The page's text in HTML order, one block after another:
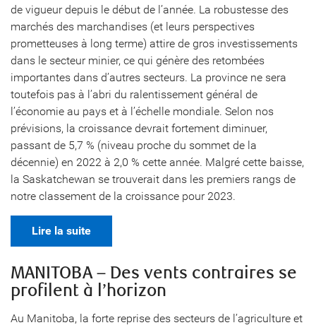
de vigueur depuis le début de l’année. La robustesse des
marchés des marchandises (et leurs perspectives
prometteuses à long terme) attire de gros investissements
dans le secteur minier, ce qui génère des retombées
importantes dans d’autres secteurs. La province ne sera
toutefois pas à l’abri du ralentissement général de
l’économie au pays et à l’échelle mondiale. Selon nos
prévisions, la croissance devrait fortement diminuer,
passant de 5,7 % (niveau proche du sommet de la
décennie) en 2022 à 2,0 % cette année. Malgré cette baisse,
la Saskatchewan se trouverait dans les premiers rangs de
notre classement de la croissance pour 2023.
Lire la suite
MANITOBA – Des vents contraires se
profilent à l’horizon
Au Manitoba, la forte reprise des secteurs de l’agriculture et